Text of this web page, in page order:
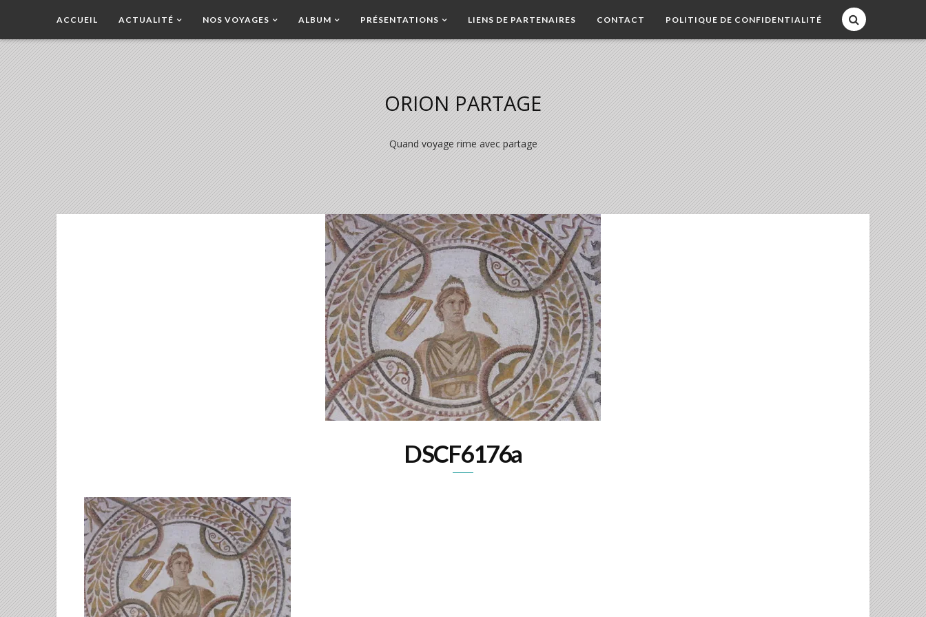
ACCUEIL ACTUALITÉ NOS VOYAGES ALBUM PRÉSENTATIONS LIENS DE PARTENAIRES CONTACT POLITIQUE DE CONFIDENTIALITÉ
ORION PARTAGE
Quand voyage rime avec partage
DSCF6176a